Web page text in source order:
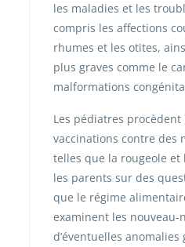
les maladies et les
compris les affections
rhumes et les otites,
plus graves comme le
malformations
Les pédiatres procèdent
vaccinations contre des
telles que la rougeole
les parents sur des
que le régime
examinent les nouveau-
d’éventuelles